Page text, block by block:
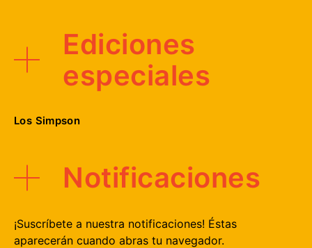
Ediciones
especiales
Los Simpson
Notificaciones
¡Suscríbete a nuestra notificaciones! Éstas
aparecerán cuando abras tu navegador.